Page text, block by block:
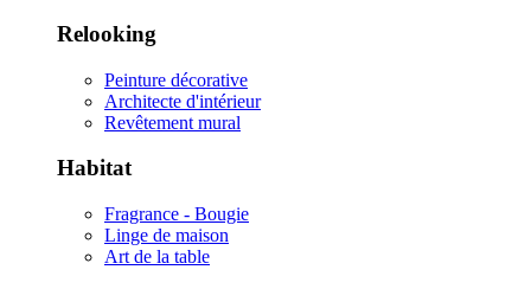
Relooking
Peinture décorative
Architecte d'intérieur
Revêtement mural
Habitat
Fragrance - Bougie
Linge de maison
Art de la table